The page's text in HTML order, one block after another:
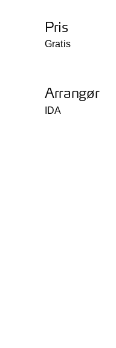
Pris
Gratis
Arrangør
IDA